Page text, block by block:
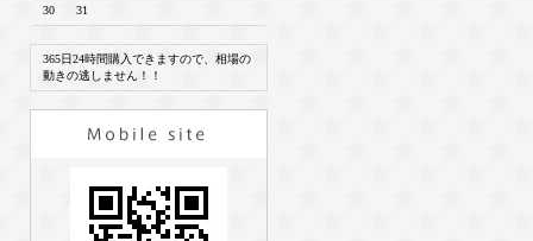
30 31
365日24時間購入できますので、相場の
動きの逃しません！！